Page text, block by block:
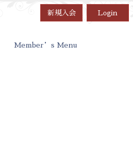
新規入会 Login
Member’s Menu